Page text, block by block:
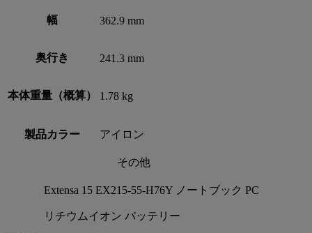
幅 362.9 mm
奥行き 241.3 mm
本体重量（概算） 1.78 kg
製品カラー アイロン
その他
Extensa 15 EX215-55-H76Y ノートブック PC
リチウムイオン バッテリー